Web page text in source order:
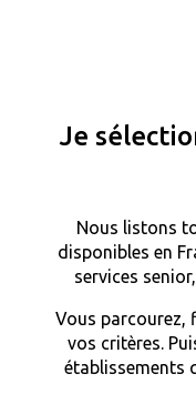
Je
Nous listons
disponibles en
services
Vous parcourez,
vos critères.
établissements